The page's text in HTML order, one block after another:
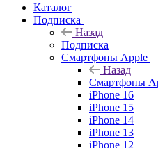
Каталог
Подписка
Назад
Подписка
Смартфоны Apple
Назад
Смартфоны
iPhone 16
iPhone 15
iPhone 14
iPhone 13
iPhone 12